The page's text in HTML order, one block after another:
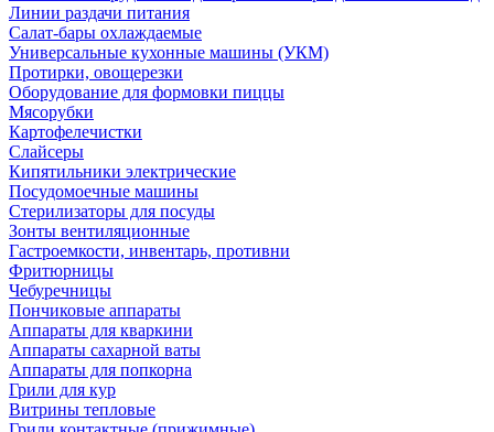
Линии раздачи питания
Салат-бары охлаждаемые
Универсальные кухонные машины (УКМ)
Протирки, овощерезки
Оборудование для формовки пиццы
Мясорубки
Картофелечистки
Слайсеры
Кипятильники электрические
Посудомоечные машины
Стерилизаторы для посуды
Зонты вентиляционные
Гастроемкости, инвентарь, противни
Фритюрницы
Чебуречницы
Пончиковые аппараты
Аппараты для кваркини
Аппараты сахарной ваты
Аппараты для попкорна
Грили для кур
Витрины тепловые